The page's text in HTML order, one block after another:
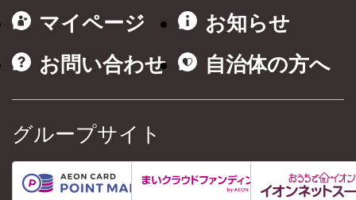
マイページ
お知らせ
お問い合わせ
自治体の方へ
グループサイト